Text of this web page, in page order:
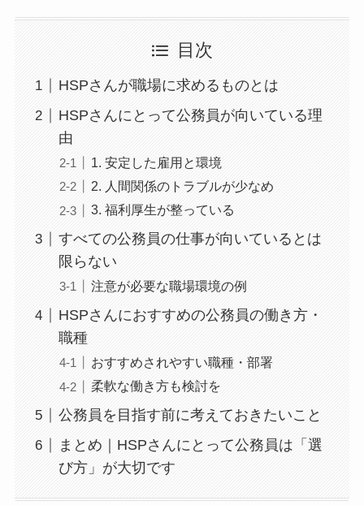
目次
HSPさんが職場に求めるものとは
HSPさんにとって公務員が向いている理
由
1. 安定した雇用と環境
2. 人間関係のトラブルが少なめ
3. 福利厚生が整っている
すべての公務員の仕事が向いているとは
限らない
注意が必要な職場環境の例
HSPさんにおすすめの公務員の働き方・
職種
おすすめされやすい職種・部署
柔軟な働き方も検討を
公務員を目指す前に考えておきたいこと
まとめ｜HSPさんにとって公務員は「選
び方」が大切です